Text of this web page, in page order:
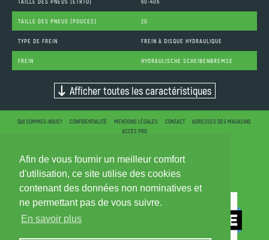
Afin de vous fournir un meilleur comfort
d'utilisation, ce site utilise des cookies
contenant des données non nominatives et
ne permettant pas de vous suivre.
En savoir plus
TAILLE DES PNEUS (POUCES) 20
TYPE DE FREIN FREIN À DISQUE HYDRAULIQUE
FREIN HYDRAULISCHE SCHEIBENBREMSE
Afficher toutes les caractéristiques
QUI SOMMES-NOUS? CONFIDENTIALITÉ MENTIONS LÉGALES CONTACT
ADRESSES DES MAGASINS
ACCÈS PRO